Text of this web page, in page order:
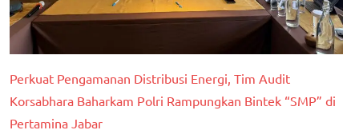
Perkuat Pengamanan Distribusi Energi, Tim Audit
Korsabhara Baharkam Polri Rampungkan Bintek “SMP” di
Pertamina Jabar